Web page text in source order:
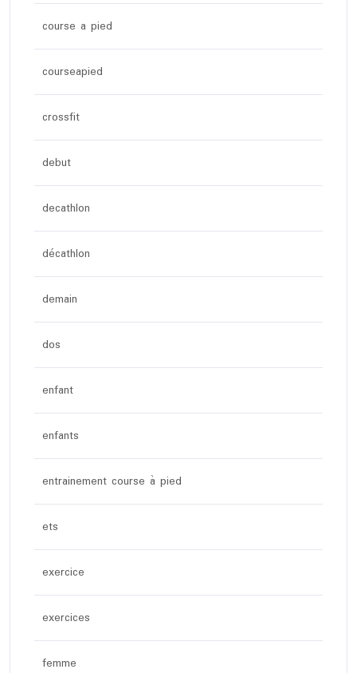
course a pied
courseapied
crossfit
debut
decathlon
décathlon
demain
dos
enfant
enfants
entrainement course à pied
ets
exercice
exercices
femme